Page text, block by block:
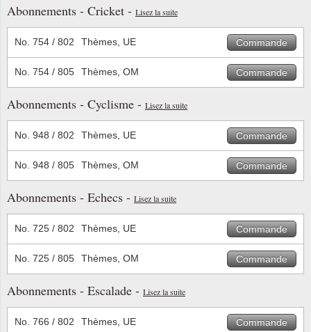
Abonnements - Cricket - Lisez la suite
No. 754 / 802 Thèmes, UE Commande
No. 754 / 805 Thèmes, OM Commande
Abonnements - Cyclisme - Lisez la suite
No. 948 / 802 Thèmes, UE Commande
No. 948 / 805 Thèmes, OM Commande
Abonnements - Echecs - Lisez la suite
No. 725 / 802 Thèmes, UE Commande
No. 725 / 805 Thèmes, OM Commande
Abonnements - Escalade - Lisez la suite
No. 766 / 802 Thèmes, UE Commande
Pays
Pays-
Sport
Suède
Suisse